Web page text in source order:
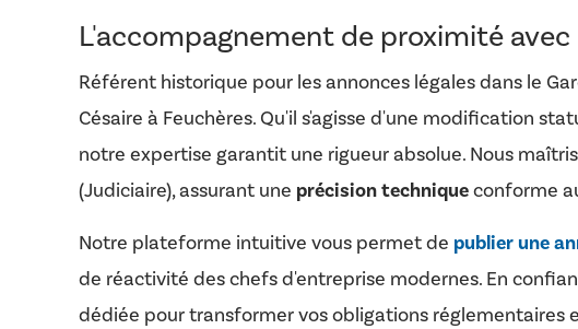
L'accompagnement de proximité avec
Référent historique pour les annonces légales dans le
Césaire à Feuchères. Qu'il s'agisse d'une modification
notre expertise garantit une rigueur absolue. Nous
(Judiciaire), assurant une précision techniqueconforme
Notre plateforme intuitive vous permet de publier une
de réactivité des chefs d'entreprise modernes. En
dédiée pour transformer vos obligations réglementaires